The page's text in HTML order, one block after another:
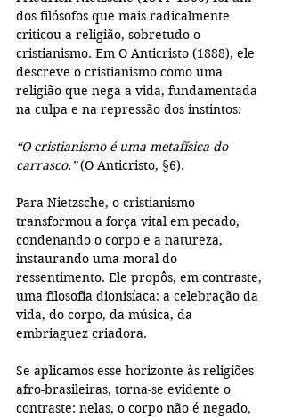
dos filósofos que mais radicalmente
criticou a religião, sobretudo o
cristianismo. Em O Anticristo (1888), ele
descreve o cristianismo como uma
religião que nega a vida, fundamentada
na culpa e na repressão dos instintos:
“O cristianismo é uma metafísica do
carrasco.” (O Anticristo, §6).
Para Nietzsche, o cristianismo
transformou a força vital em pecado,
condenando o corpo e a natureza,
instaurando uma moral do
ressentimento. Ele propôs, em contraste,
uma filosofia dionisíaca: a celebração da
vida, do corpo, da música, da
embriaguez criadora.
Se aplicamos esse horizonte às religiões
afro-brasileiras, torna-se evidente o
contraste: nelas, o corpo não é negado,